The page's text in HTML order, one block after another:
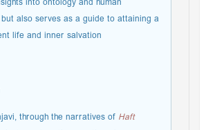
but also serves as a guide to attaining a
life and inner salvation.
through the narratives ofHaft